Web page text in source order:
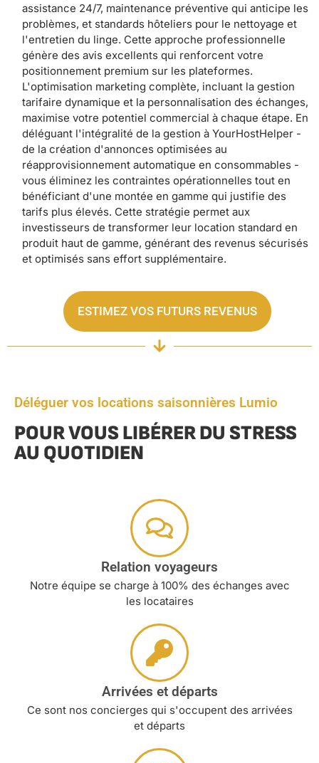
assistance 24/7, maintenance préventive qui anticipe les
problèmes, et standards hôteliers pour le nettoyage et
l'entretien du linge. Cette approche professionnelle
génère des avis excellents qui renforcent votre
positionnement premium sur les plateformes.
L'optimisation marketing complète, incluant la gestion
tarifaire dynamique et la personnalisation des échanges,
maximise votre potentiel commercial à chaque étape. En
déléguant l'intégralité de la gestion à YourHostHelper -
de la création d'annonces optimisées au
réapprovisionnement automatique en consommables -
vous éliminez les contraintes opérationnelles tout en
bénéficiant d'une montée en gamme qui justifie des
tarifs plus élevés. Cette stratégie permet aux
investisseurs de transformer leur location standard en
produit haut de gamme, générant des revenus sécurisés
et optimisés sans effort supplémentaire.
ESTIMEZ VOS FUTURS REVENUS
Déléguer vos locations saisonnières Lumio
POUR VOUS LIBÉRER DU STRESS
AU QUOTIDIEN
Relation voyageurs
Notre équipe se charge à 100% des échanges avec
les locataires
Arrivées et départs
Ce sont nos concierges qui s'occupent des arrivées
et départs